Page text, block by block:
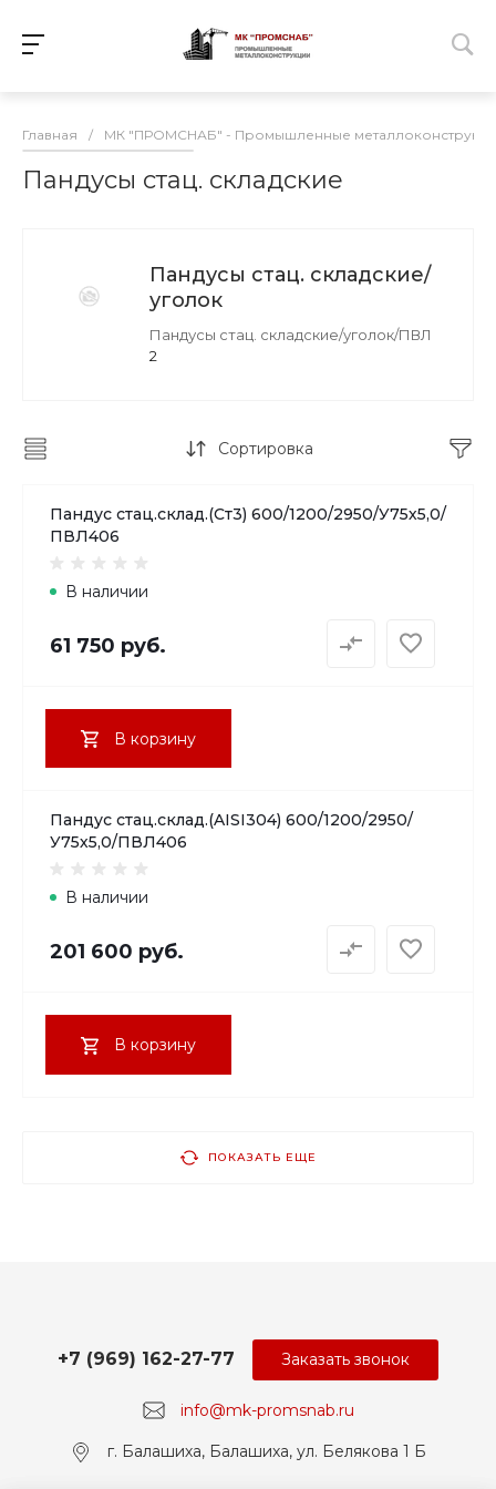
Главная / МК "ПРОМСНАБ" - Промышленные
Пандусы стац. складские
Пандусы стац. складские/
уголок
Пандусы стац. складские/уголок/ПВЛ
2
Сортировка
Пандус стац.склад.(Ст3) 600/1200/2950/У75х5,0/
ПВЛ406
В наличии
61 750 руб.
В корзину
Пандус стац.склад.(AISI304) 600/1200/2950/
У75х5,0/ПВЛ406
В наличии
201 600 руб.
В корзину
ПОКАЗАТЬ ЕЩЕ
info@mk-promsnab.ru
+7 (969) 162-27-77
г. Балашиха, Балашиха, ул. Белякова 1 Б
Заказать звонок